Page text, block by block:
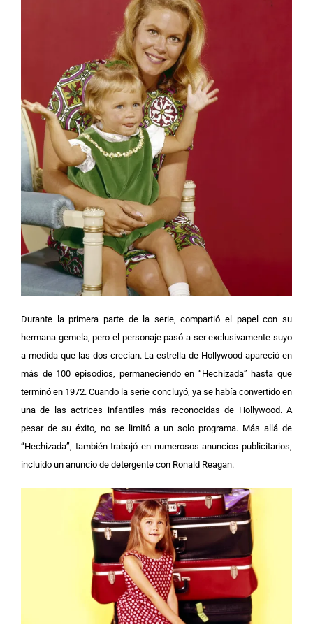
Durante la primera parte de la serie, compartió el papel con su
hermana gemela, pero el personaje pasó a ser exclusivamente suyo
a medida que las dos crecían. La estrella de Hollywood apareció en
más de 100 episodios, permaneciendo en “Hechizada” hasta que
terminó en 1972.Cuando la serie concluyó, ya se había convertido en
una de las actrices infantiles más reconocidas de Hollywood. A
pesar de su éxito, no se limitó a un solo programa. Más allá de
“Hechizada”, también trabajó en numerosos anuncios publicitarios,
incluido un anuncio de detergente con Ronald Reagan.